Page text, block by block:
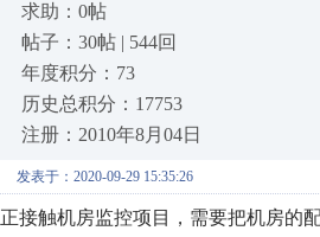
求助：0帖
帖子：30帖 | 544回
年度积分：73
历史总积分：17753
注册：2010年8月04日
发表于：2020-09-29 15:35:26
正接触机房监控项目，需要把机房的